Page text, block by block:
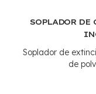
SOPLADOR
Soplador de
de